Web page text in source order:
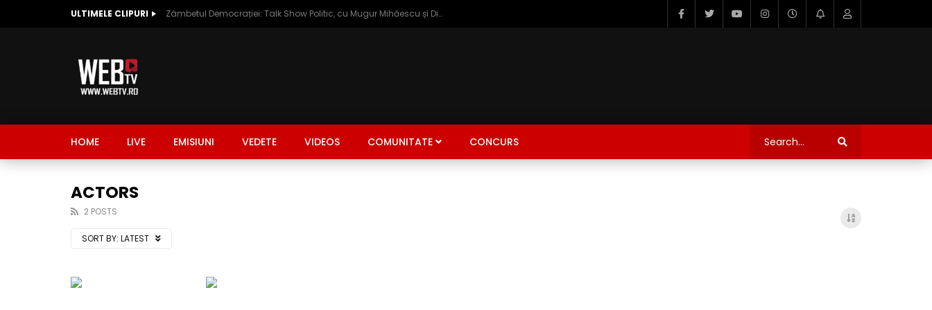
ULTIMELE CLIPURI Zâmbetul Democrației: Talk Show Politic, cu Mugur Mihăescu și Dinu Popescu
HOME LIVE EMISIUNI VEDETE VIDEOS COMUNITATE CONCURS
ACTORS
2 POSTS
SORT BY: LATEST